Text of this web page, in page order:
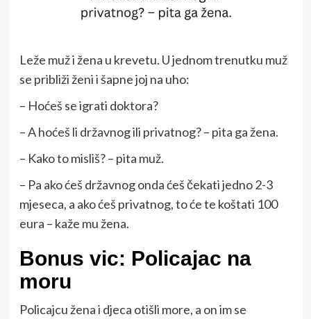
Leže muž i žena u krevetu. U jednom trenutku muž
se približi ženi i šapne joj na uho:
– Hoćeš se igrati doktora?
– A hoćeš li državnog ili privatnog? – pita ga žena.
– Kako to misliš? – pita muž.
– Pa ako ćeš državnog onda ćeš čekati jedno 2-3
mjeseca, a ako ćeš privatnog, to će te koštati 100
eura – kaže mu žena.
Bonus vic: Policajac na
moru
Policajcu žena i djeca otišli more, a on im se